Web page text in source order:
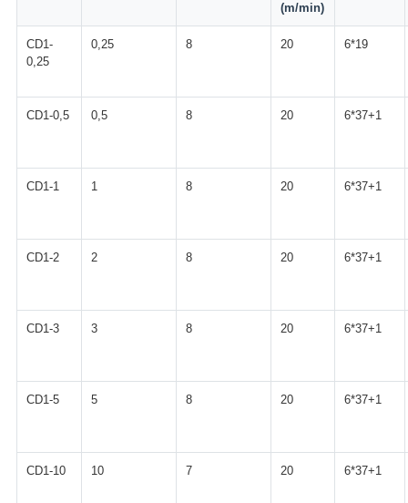
(m/min)
CD1-
0,25
0,25 8 20 6*19
CD1-0,5 0,5 8 20 6*37+1
CD1-1 1 8 20 6*37+1
CD1-2 2 8 20 6*37+1
CD1-3 3 8 20 6*37+1
CD1-5 5 8 20 6*37+1
CD1-10 10 7 20 6*37+1